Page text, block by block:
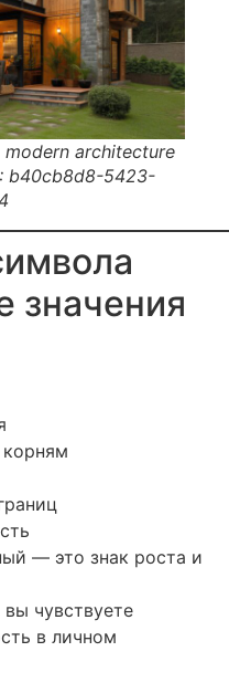
architecture
b40cb8d8-5423-
значения
— это знак роста и
чувствуете
в личном